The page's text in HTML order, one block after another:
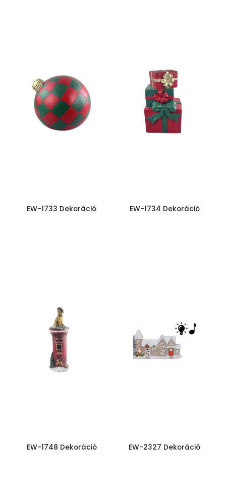
EW-1733 Dekoráció EW-1734 Dekoráció
EW-1748 Dekoráció EW-2327 Dekoráció